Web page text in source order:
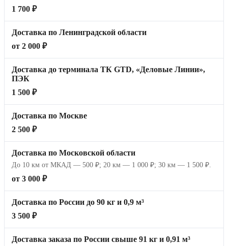
1 700 ₽
Доставка по Ленинградской области
от 2 000 ₽
Доставка до терминала ТК GTD, «Деловые Линии»,
ПЭК
1 500 ₽
Доставка по Москве
2 500 ₽
Доставка по Московской области
До 10 км от МКАД — 500 ₽; 20 км — 1 000 ₽; 30 км — 1 500 ₽.
от 3 000 ₽
Доставка по России до 90 кг и 0,9 м³
3 500 ₽
Доставка заказа по России свыше 91 кг и 0,91 м³